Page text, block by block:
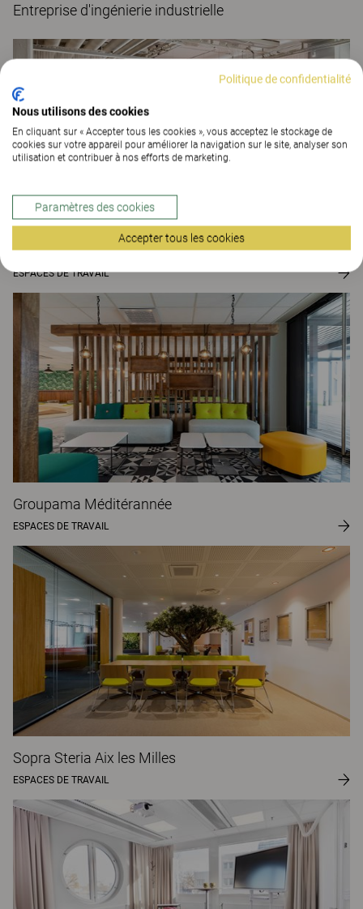
Entreprise d'ingénierie industrielle
Puls & Träning
ESPACES DE TRAVAIL
Groupama Méditérannée
ESPACES DE TRAVAIL
Sopra Steria Aix les Milles
ESPACES DE TRAVAIL
Politique de confidentialité
Nous utilisons des cookies
En cliquant sur « Accepter tous les cookies », vous acceptez le stockage de
cookies sur votre appareil pour améliorer la navigation sur le site, analyser son
utilisation et contribuer à nos efforts de marketing.
Paramètres des cookies
Accepter tous les cookies